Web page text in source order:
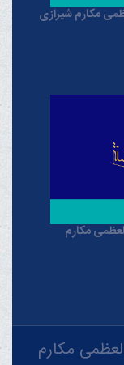
مکارم شیرازی
مکارم
مکارم